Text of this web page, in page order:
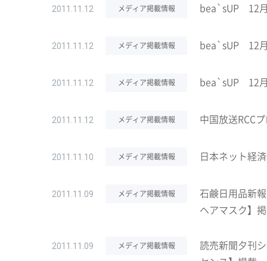
2011.11.12 メディア掲載情報 bea`sUP 12
2011.11.12 メディア掲載情報 bea`sUP 12
2011.11.12 メディア掲載情報 bea`sUP 12
2011.11.12 メディア掲載情報 中国放送RCC
2011.11.10 メディア掲載情報 日本ネット経
2011.11.09 メディア掲載情報
石鹸日用品新
ヘアマスク】
2011.11.09 メディア掲載情報
読売新聞夕刊